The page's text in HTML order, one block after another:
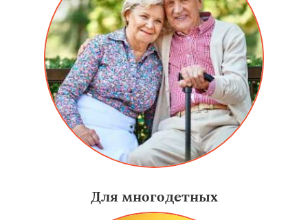
Для многодетных